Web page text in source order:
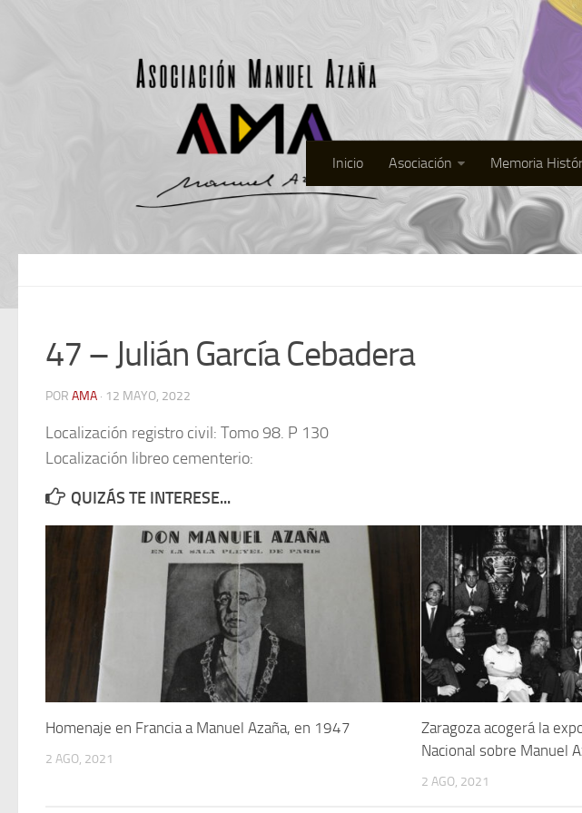
Inicio Asociación Memoria
47 – Julián García Cebadera
POR AMA · 12 MAYO, 2022
Localización registro civil: Tomo 98. P 130
Localización libreo cementerio:
QUIZÁS TE INTERESE...
Homenaje en Francia a Manuel Azaña, en 1947
2 AGO, 2021
Zaragoza acogerá la
Nacional sobre Manuel
2 AGO, 2021